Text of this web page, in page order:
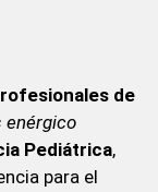
de
enérgico
Pediátrica,
para el